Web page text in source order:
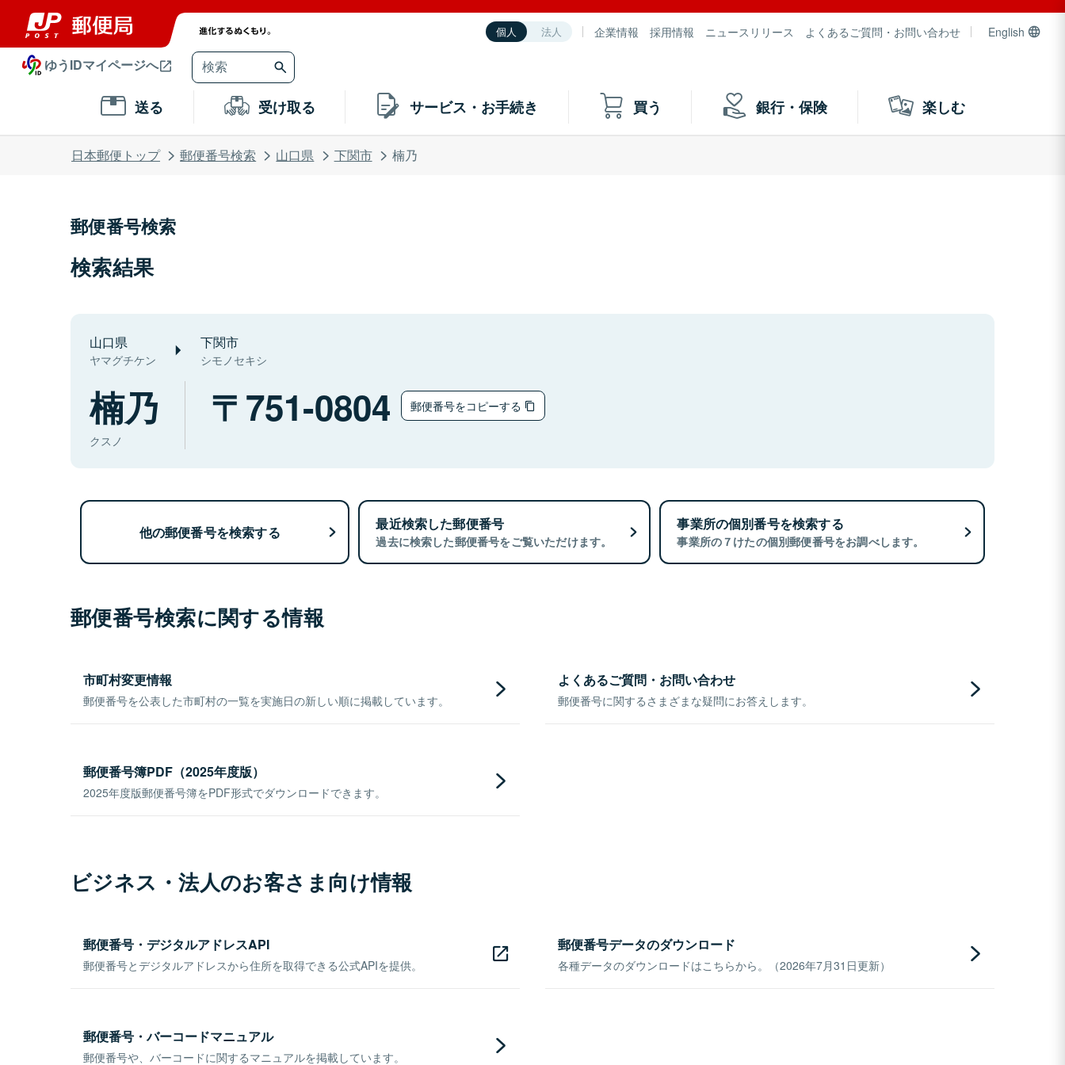
個人 法人 企業情報 採用情報 ニュースリリース よくあるご質問・お問い合わせ English
ゆうIDマイページへ
送る 受け取る サービス・お手続き 買う 銀行・保険 楽しむ
日本郵便トップ 郵便番号検索 山口県 下関市 楠乃
郵便番号検索
検索結果
山口県
ヤマグチケン
下関市
シモノセキシ
楠乃
クスノ
751-0804 郵便番号をコピーする
他の郵便番号を検索する 最近検索した郵便番号
過去に検索した郵便番号をご覧いただけます。
事業所の個別番号を検索する
事業所の７けたの個別郵便番号をお調べします。
郵便番号検索に関する情報
市町村変更情報
郵便番号を公表した市町村の一覧を実施日の新しい順に掲載しています。
よくあるご質問・お問い合わせ
郵便番号に関するさまざまな疑問にお答えします。
郵便番号簿PDF（2025年度版）
2025年度版郵便番号簿をPDF形式でダウンロードできます。
ビジネス・法人のお客さま向け情報
郵便番号・デジタルアドレスAPI
郵便番号とデジタルアドレスから住所を取得できる公式APIを提供。
郵便番号データのダウンロード
各種データのダウンロードはこちらから。（2026年7月31日更新）
郵便番号・バーコードマニュアル
郵便番号や、バーコードに関するマニュアルを掲載しています。